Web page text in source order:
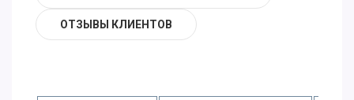
ОТЗЫВЫ КЛИЕНТОВ